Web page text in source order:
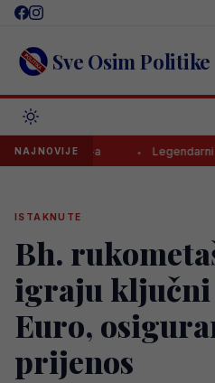
Skip
content Sve Osim Politike
NAJNOVIJE
HNL-a Legendarni Del
ISTAKNUTE
Bh.
igraju ključni
Euro,
prijenos